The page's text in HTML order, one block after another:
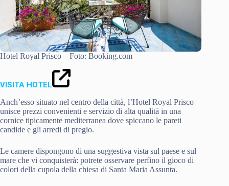
Hotel Royal Prisco – Foto: Booking.com
VISITA HOTEL
Anch’esso situato nel centro della città, l’Hotel Royal Prisco
unisce prezzi convenienti e servizio di alta qualità in una
cornice tipicamente mediterranea dove spiccano le pareti
candide e gli arredi di pregio.
Le camere dispongono di una suggestiva vista sul paese e sul
mare che vi conquisterà: potrete osservare perfino il gioco di
colori della cupola della chiesa di Santa Maria Assunta.